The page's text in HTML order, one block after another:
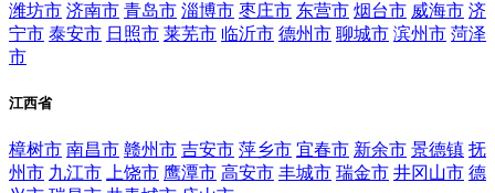
潍坊市 济南市 青岛市 淄博市 枣庄市 东营市 烟台市 威海市 济
宁市 泰安市 日照市 莱芜市 临沂市 德州市 聊城市 滨州市 菏泽
市
江西省
樟树市 南昌市 赣州市 吉安市 萍乡市 宜春市 新余市 景德镇 抚
州市 九江市 上饶市 鹰潭市 高安市 丰城市 瑞金市 井冈山市 德